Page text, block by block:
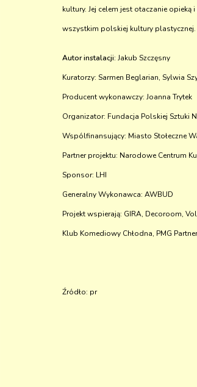
kultury. Jej celem jest otaczanie
wszystkim polskiej kultury
Autor instalacji: Jakub Szczęsny
Kuratorzy: Sarmen Beglarian, Sylwia
Producent wykonawczy: Joanna Trytek
Organizator: Fundacja Polskiej Sztuki
Wspólfinansujący: Miasto Stołeczne
Partner projektu: Narodowe Centrum
Sponsor: LHI
Generalny Wykonawca: AWBUD
Projekt wspierają: GIRA, Decoroom,
Klub Komediowy Chłodna, PMG
Źródło: pr